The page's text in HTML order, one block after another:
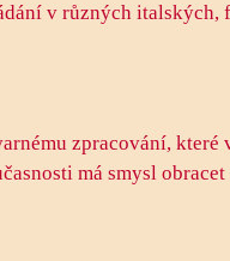
v různých
zpracování,
má smysl